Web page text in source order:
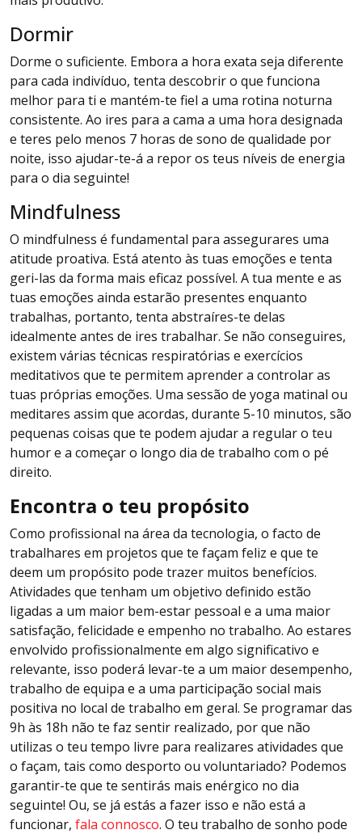
Dormir
Dorme o suficiente. Embora a hora exata seja diferente
para cada indivíduo, tenta descobrir o que funciona
melhor para ti e mantém-te fiel a uma rotina noturna
consistente. Ao ires para a cama a uma hora designada
e teres pelo menos 7 horas de sono de qualidade por
noite, isso ajudar-te-á a repor os teus níveis de energia
para o dia seguinte!
Mindfulness
O mindfulness é fundamental para assegurares uma
atitude proativa. Está atento às tuas emoções e tenta
geri-las da forma mais eficaz possível. A tua mente e as
tuas emoções ainda estarão presentes enquanto
trabalhas, portanto, tenta abstraíres-te delas
idealmente antes de ires trabalhar. Se não conseguires,
existem várias técnicas respiratórias e exercícios
meditativos que te permitem aprender a controlar as
tuas próprias emoções. Uma sessão de yoga matinal ou
meditares assim que acordas, durante 5-10 minutos, são
pequenas coisas que te podem ajudar a regular o teu
humor e a começar o longo dia de trabalho com o pé
direito.
Encontra o teu propósito
Como profissional na área da tecnologia, o facto de
trabalhares em projetos que te façam feliz e que te
deem um propósito pode trazer muitos benefícios.
Atividades que tenham um objetivo definido estão
ligadas a um maior bem-estar pessoal e a uma maior
satisfação, felicidade e empenho no trabalho. Ao estares
envolvido profissionalmente em algo significativo e
relevante, isso poderá levar-te a um maior desempenho,
trabalho de equipa e a uma participação social mais
positiva no local de trabalho em geral. Se programar das
9h às 18h não te faz sentir realizado, por que não
utilizas o teu tempo livre para realizares atividades que
o façam, tais como desporto ou voluntariado? Podemos
garantir-te que te sentirás mais enérgico no dia
seguinte! Ou, se já estás a fazer isso e não está a
funcionar, fala connosco. O teu trabalho de sonho pode